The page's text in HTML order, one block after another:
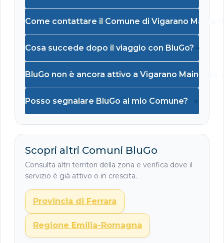
Come contattare il Comune di Vigarano
Cosa succede dopo il viaggio con BluGo?+
BluGo non è ancora attivo a Vigarano Mainarda:
Posso segnalare BluGo al mio Comune? +
Scopri altri Comuni BluGo
Consulta altri territori della zona e verifica dove il
servizio è già attivo o in crescita.
Provincia di Ferrara
Regione Emilia-Romagna